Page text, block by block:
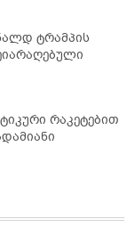
ტრამპის
რაკეტებით